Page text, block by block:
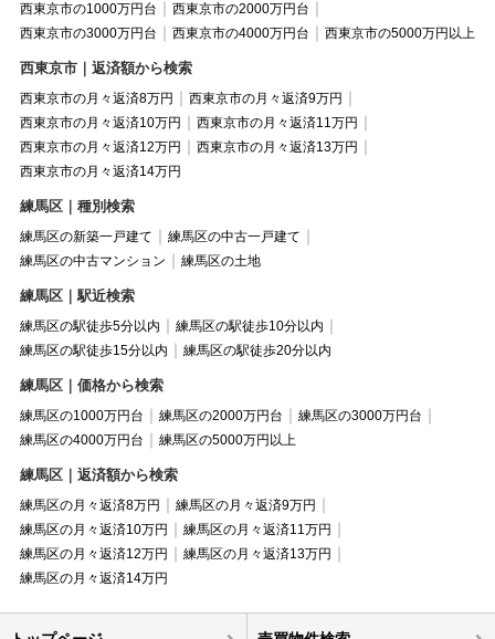
西東京市の1000万円台
西東京市の2000万円台
西東京市の3000万円台
西東京市の4000万円台 西東京市の5000万円以上
西東京市｜返済額から検索
西東京市の月々返済8万円
西東京市の月々返済9万円
西東京市の月々返済10万円
西東京市の月々返済11万円
西東京市の月々返済12万円
西東京市の月々返済13万円
西東京市の月々返済14万円
練馬区｜種別検索
練馬区の新築一戸建て
練馬区の中古一戸建て
練馬区の中古マンション
練馬区の土地
練馬区｜駅近検索
練馬区の駅徒歩5分以内
練馬区の駅徒歩10分以内
練馬区の駅徒歩15分以内
練馬区の駅徒歩20分以内
練馬区｜価格から検索
練馬区の1000万円台 練馬区の2000万円台
練馬区の3000万円台
練馬区の4000万円台
練馬区の5000万円以上
練馬区｜返済額から検索
練馬区の月々返済8万円
練馬区の月々返済9万円
練馬区の月々返済10万円
練馬区の月々返済11万円
練馬区の月々返済12万円
練馬区の月々返済13万円
練馬区の月々返済14万円